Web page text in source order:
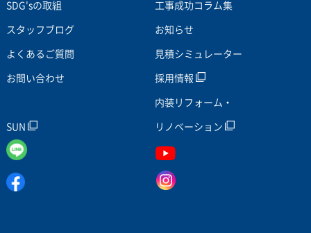
SDG'sの取組 工事成功コラム集
スタッフブログ お知らせ
よくあるご質問 見積シミュレーター
お問い合わせ 採用情報
SUN
内装リフォーム・
リノベーション